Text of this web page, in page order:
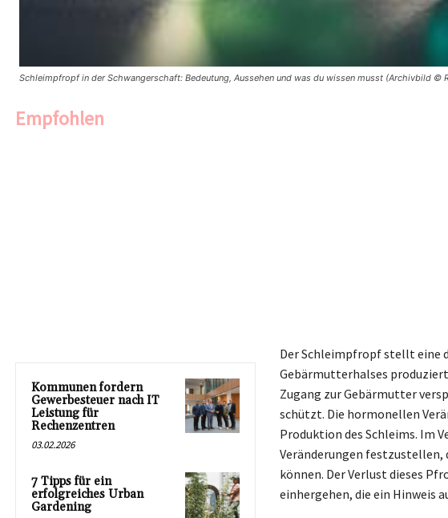
Schleimpfropf in der Schwangerschaft: Bedeutung, Aussehen und was du wissen musst (Archivbild ©
Empfohlen
Kommunen fordern
Gewerbesteuer nach IT
Leistung für
Rechenzentren
03.02.2026
7 Tipps für ein
erfolgreiches Urban
Gardening
Der Schleimpfropf stellt eine
Gebärmutterhalses
Zugang zur Gebärmutter
schützt. Die hormonellen
Produktion des Schleims. Im
Veränderungen
können. Der Verlust dieses
einhergehen, die ein Hinweis